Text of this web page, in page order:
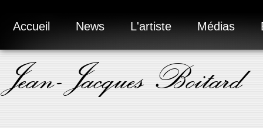
Accueil News L'artiste Médias
Jean-Jacques Boitard